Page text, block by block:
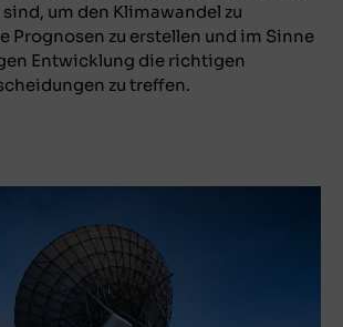
um den Klimawandel zu
Prognosen zu erstellen und im Sinne
Entwicklung die richtigen
zu treffen.